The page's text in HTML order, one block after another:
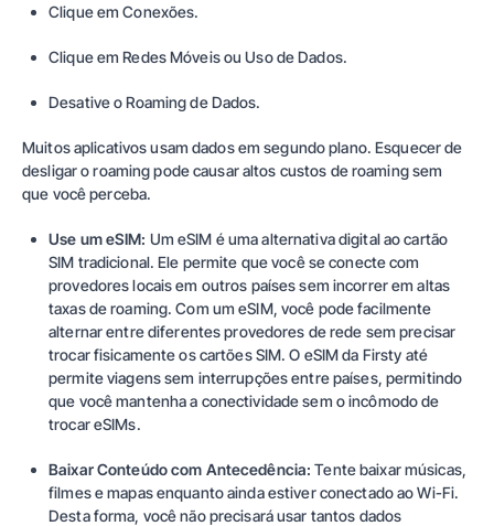
Clique em Conexões.
Clique em Redes Móveis ou Uso de Dados.
Desative o Roaming de Dados.
Muitos aplicativos usam dados em segundo plano. Esquecer de
desligar o roaming pode causar altos custos de roaming sem
que você perceba.
Use um eSIM: Um eSIM é uma alternativa digital ao cartão
SIM tradicional. Ele permite que você se conecte com
provedores locais em outros países sem incorrer em altas
taxas de roaming. Com um eSIM, você pode facilmente
alternar entre diferentes provedores de rede sem precisar
trocar fisicamente os cartões SIM. O eSIM da Firsty até
permite viagens sem interrupções entre países, permitindo
que você mantenha a conectividade sem o incômodo de
trocar eSIMs.
Baixar Conteúdo com Antecedência: Tente baixar músicas,
filmes e mapas enquanto ainda estiver conectado ao Wi-Fi.
Desta forma, você não precisará usar tantos dados